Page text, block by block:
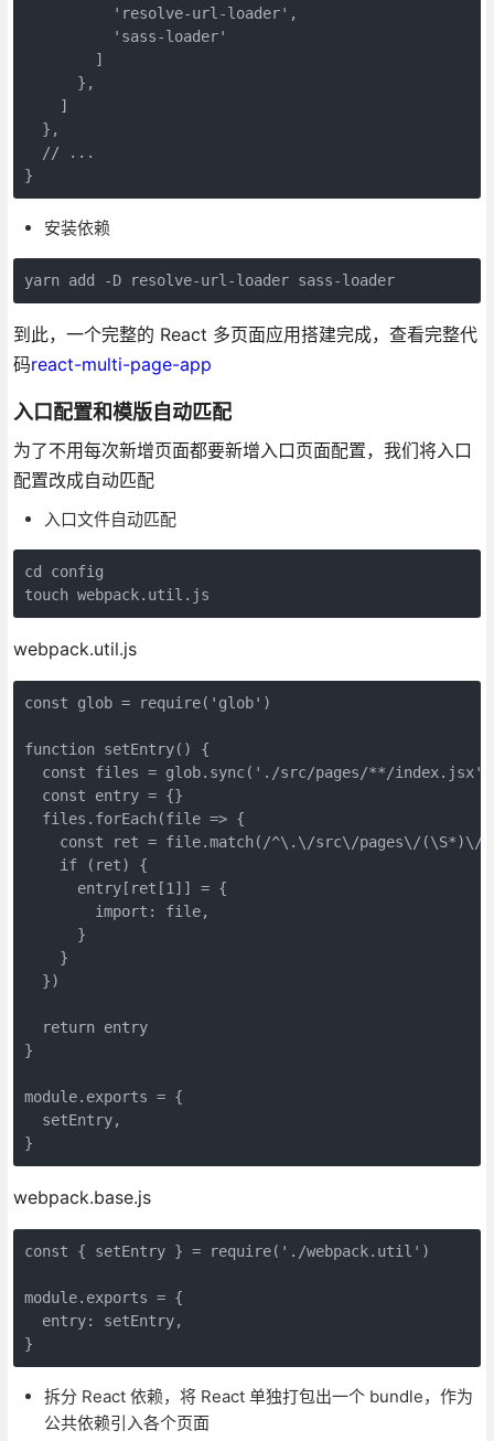
'resolve-url-loader' ,
'sass-loader'
        ]
      },
    ]
  },
// ...
安装依赖
yarn add -D resolve-url-loader sass-loader
到此，一个完整的 React 多页面应用搭建完成，查看完整代
码react-multi-page-app
入口配置和模版自动匹配
为了不用每次新增页面都要新增入口页面配置，我们将入口
配置改成自动匹配
入口文件自动匹配
cd config
touch webpack.util.js
webpack.util.js
const glob = require( 'glob' )
function setEntry( ) {
const files = glob.sync( './src/pages/**/index.jsx'
const entry = {}
  files.forEach(
file => {
const ret = file.match( /^\.\/src\/pages\/(\S*)\/
if (ret) {
      entry[ret[
1 ]] = {
import : file,
      }
    }
  })
return entry
}
module.exports = {
  setEntry,
}
webpack.base.js
const { setEntry } = require( './webpack.util' )
module.exports = {
entry: setEntry,
}
拆分 React 依赖，将 React 单独打包出一个 bundle，作为
公共依赖引入各个页面